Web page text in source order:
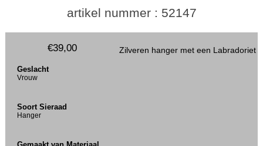
artikel nummer : 52147
Zilveren hanger met een Labradoriet
€39,00
Geslacht
Vrouw
Soort Sieraad
Hanger